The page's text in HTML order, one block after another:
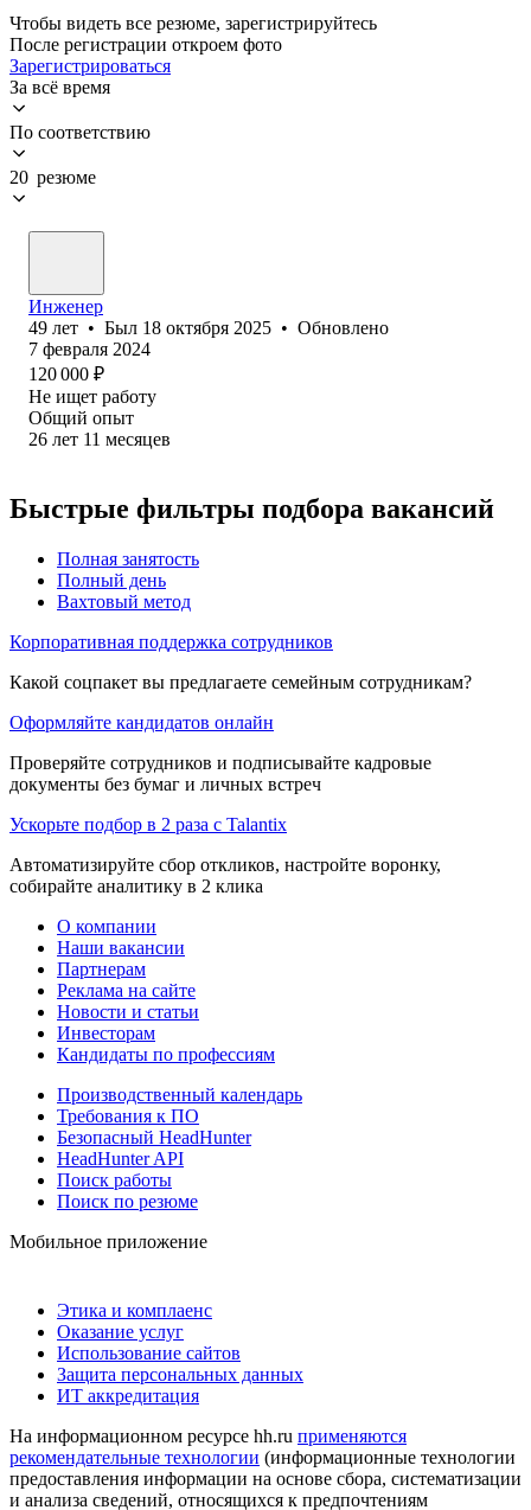
Чтобы видеть все резюме, зарегистрируйтесь
После регистрации откроем фото
Зарегистрироваться
За всё время
По соответствию
20 резюме
Инженер
49 лет • Был 18 октября 2025 • Обновлено
7 февраля 2024
120 000 ₽
Не ищет работу
Общий опыт
26 лет 11 месяцев
Быстрые фильтры подбора вакансий
Полная занятость
Полный день
Вахтовый метод
Корпоративная поддержка сотрудников
Какой соцпакет вы предлагаете семейным сотрудникам?
Оформляйте кандидатов онлайн
Проверяйте сотрудников и подписывайте кадровые
документы без бумаг и личных встреч
Ускорьте подбор в 2 раза с Talantix
Автоматизируйте сбор откликов, настройте воронку,
собирайте аналитику в 2 клика
О компании
Наши вакансии
Партнерам
Реклама на сайте
Новости и статьи
Инвесторам
Кандидаты по профессиям
Производственный календарь
Требования к ПО
Безопасный HeadHunter
HeadHunter API
Поиск работы
Поиск по резюме
Мобильное приложение
Этика и комплаенс
Оказание услуг
Использование сайтов
Защита персональных данных
ИТ аккредитация
На информационном ресурсе hh.ru применяются
рекомендательные технологии (информационные технологии
предоставления информации на основе сбора, систематизации
и анализа сведений, относящихся к предпочтениям